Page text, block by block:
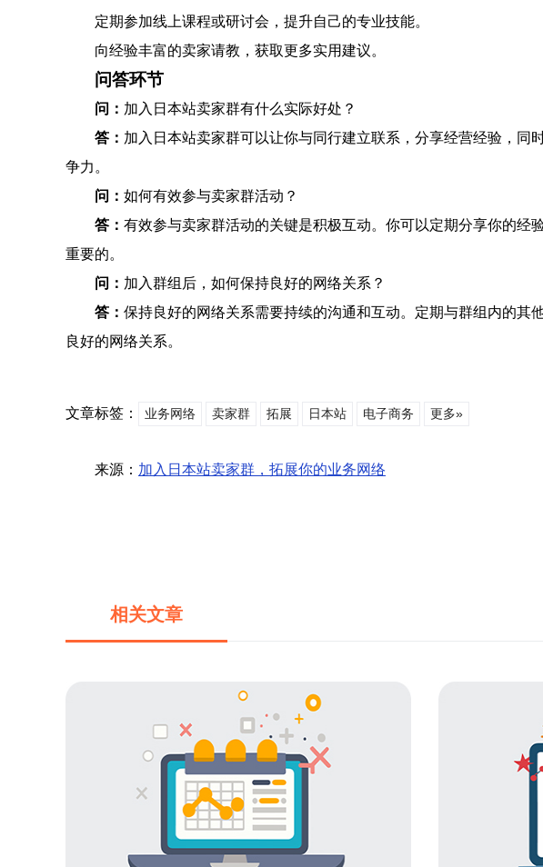
定期参加线上课程或研讨会，提升自己的专业技能。
向经验丰富的卖家请教，获取更多实用建议。
问答环节
问： 加入日本站卖家群有什么实际好处？
答： 加入日本站卖家群可以让你与同行建立联系，分享经营经验，
争力。
问： 如何有效参与卖家群活动？
答： 有效参与卖家群活动的关键是积极互动。你可以定期分享你的经
重要的。
问： 加入群组后，如何保持良好的网络关系？
答： 保持良好的网络关系需要持续的沟通和互动。定期与群组内的
良好的网络关系。
文章标签： 业务网络 卖家群 拓展 日本站 电子商务 更多»
来源： 加入日本站卖家群，拓展你的业务网络
相关文章